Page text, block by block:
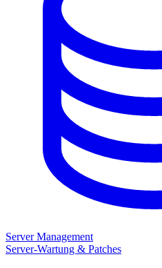
Server Management
Server-Wartung & Patches